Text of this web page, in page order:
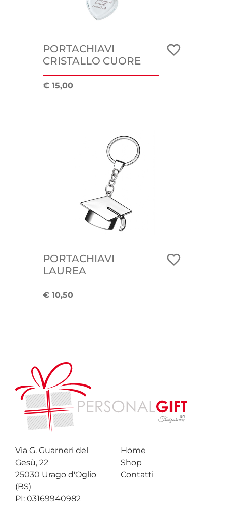
PORTACHIAVI
CRISTALLO CUORE
€ 15,00
PORTACHIAVI
LAUREA
€ 10,50
Via G. Guarneri del
Gesù, 22
25030 Urago d'Oglio
(BS)
PI: 03169940982
Home
Shop
Contatti